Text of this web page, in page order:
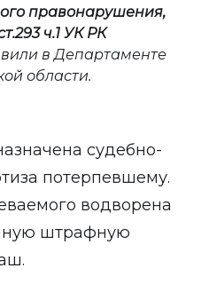
правонарушения,
ч.1 УК РК
в Департаменте
области.
судебно-
потерпевшему.
водворена
штрафную